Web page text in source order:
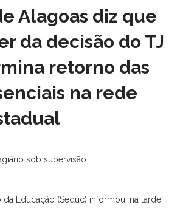
Alagoas diz que
da decisão do TJ
retorno das
na rede
sob supervisão
da Educação (Seduc) informou, na tarde